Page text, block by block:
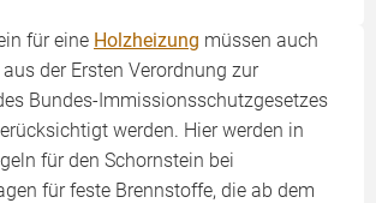
für eine Holzheizung müssen auch
der Ersten Verordnung zur
Bundes-Immissionsschutzgesetzes
werden. Hier werden in
für den Schornstein bei
für feste Brennstoffe, die ab dem